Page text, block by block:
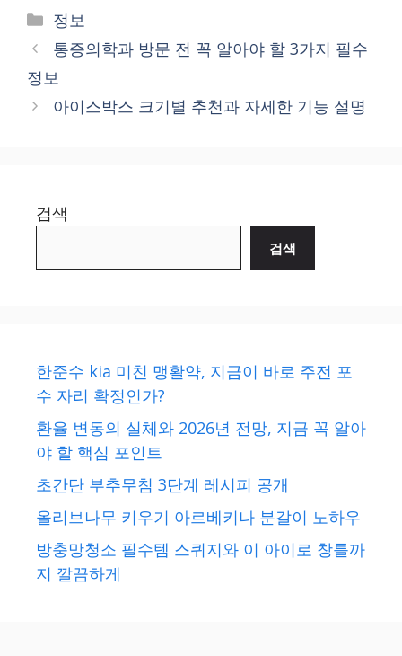
Categories
정보
통증의학과 방문 전 꼭 알아야 할 3가지 필수
정보
아이스박스 크기별 추천과 자세한 기능 설명
검색
검색
한준수 kia 미친 맹활약, 지금이 바로 주전 포
수 자리 확정인가?
환율 변동의 실체와 2026년 전망, 지금 꼭 알아
야 할 핵심 포인트
초간단 부추무침 3단계 레시피 공개
올리브나무 키우기 아르베키나 분갈이 노하우
방충망청소 필수템 스퀴지와 이 아이로 창틀까
지 깔끔하게